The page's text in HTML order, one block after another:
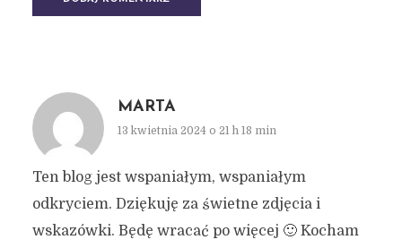
MARTA
13 kwietnia 2024 o 21 h 18 min
Ten blog jest wspaniałym, wspaniałym
odkryciem. Dziękuję za świetne zdjęcia i
wskazówki. Będę wracać po więcej 🙂 Kocham